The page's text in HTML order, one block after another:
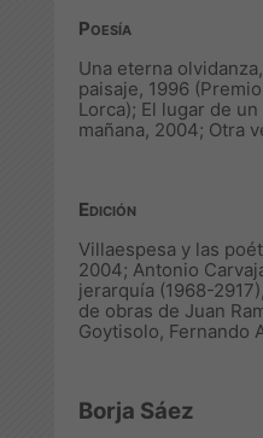
Poesía
Una eterna olvidanza
paisaje, 1996
Lorca); El lugar de
mañana, 2004; Otra
Edición
Villaespesa y las
2004; Antonio
jerarquía (1968-2917)
de obras de Juan
Goytisolo, Fernando
Borja Sáez